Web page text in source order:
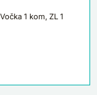
1 kom, ZL 1